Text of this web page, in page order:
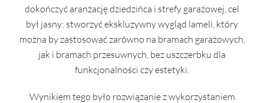
dokończyć aranżację dziedzińca i strefy garażowej, cel
był jasny: stworzyć ekskluzywny wygląd lameli, który
można by zastosować zarówno na bramach garażowych,
jak i bramach przesuwnych, bez uszczerbku dla
funkcjonalności czy estetyki.
Wynikiem tego było rozwiązanie z wykorzystaniem